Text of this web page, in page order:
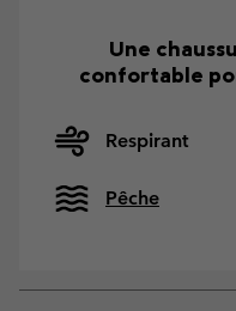
Une
confortable
Respirant
Pêche